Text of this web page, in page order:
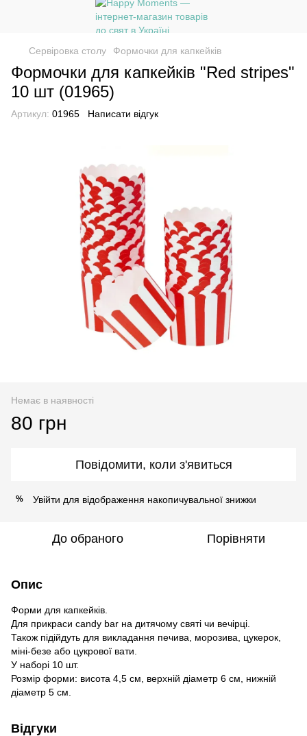
Сервіровка столу Формочки для капкейків
Формочки для капкейків "Red stripes"
10 шт (01965)
Артикул: 01965 Написати відгук
Немає в наявності
80 грн
Повідомити, коли з'явиться
% Увійти для відображення накопичувальної знижки
До обраного Порівняти
Опис
Форми для капкейків.
Для прикраси candy bar на дитячому святі чи вечірці.
Також підійдуть для викладання печива, морозива, цукерок,
міні-безе або цукрової вати.
У наборі 10 шт.
Розмір форми: висота 4,5 см, верхній діаметр 6 см, нижній
діаметр 5 см.
Відгуки